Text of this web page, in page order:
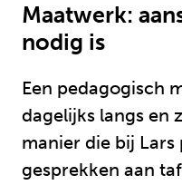
Maatwerk:
nodig is
Een pedagogisch
dagelijks langs en
manier die bij
gesprekken aan